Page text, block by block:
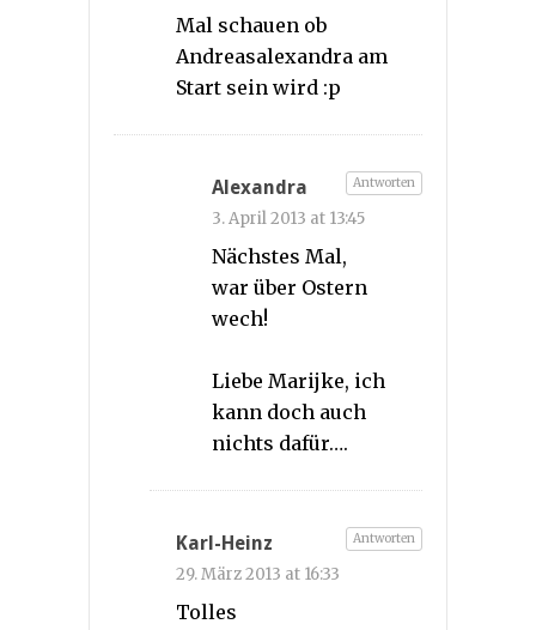
Mal schauen ob
Andreasalexandra am
Start sein wird :p
Alexandra
3. April 2013 at 13:45
Nächstes Mal,
war über Ostern
wech!
Liebe Marijke, ich
kann doch auch
nichts dafür….
Antworten
Karl-Heinz
29. März 2013 at 16:33
Tolles
Antworten